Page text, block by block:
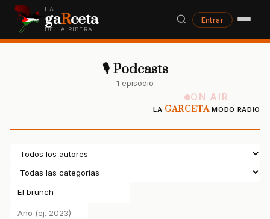
LA
gaRceta
DE LA RIBERA
Entrar
🎙 Podcasts
1 episodio
ON AIR
LA GARCETAMODO RADIO